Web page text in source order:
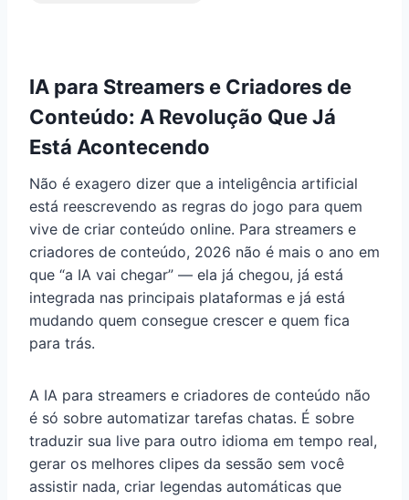
IA para Streamers e Criadores de
Conteúdo: A Revolução Que Já
Está Acontecendo
Não é exagero dizer que a inteligência artificial
está reescrevendo as regras do jogo para quem
vive de criar conteúdo online. Para streamers e
criadores de conteúdo, 2026 não é mais o ano em
que “a IA vai chegar” — ela já chegou, já está
integrada nas principais plataformas e já está
mudando quem consegue crescer e quem fica
para trás.
A IA para streamers e criadores de conteúdo não
é só sobre automatizar tarefas chatas. É sobre
traduzir sua live para outro idioma em tempo real,
gerar os melhores clipes da sessão sem você
assistir nada, criar legendas automáticas que